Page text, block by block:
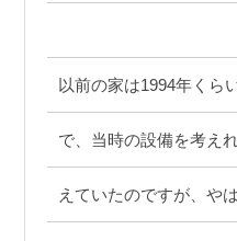
以前の家は1994年くら
で、当時の設備を考え
えていたのですが、や